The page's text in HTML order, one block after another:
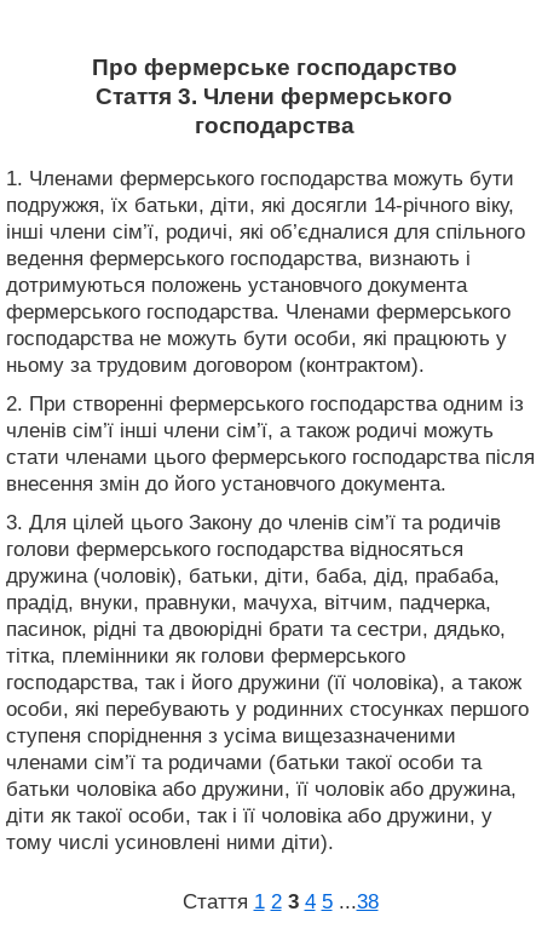
Про фермерське господарство
Стаття 3. Члени фермерського
господарства
1. Членами фермерського господарства можуть бути
подружжя, їх батьки, діти, які досягли 14-річного віку,
інші члени сім’ї, родичі, які об’єдналися для спільного
ведення фермерського господарства, визнають і
дотримуються положень установчого документа
фермерського господарства. Членами фермерського
господарства не можуть бути особи, які працюють у
ньому за трудовим договором (контрактом).
2. При створенні фермерського господарства одним із
членів сім’ї інші члени сім’ї, а також родичі можуть
стати членами цього фермерського господарства після
внесення змін до його установчого документа.
3. Для цілей цього Закону до членів сім’ї та родичів
голови фермерського господарства відносяться
дружина (чоловік), батьки, діти, баба, дід, прабаба,
прадід, внуки, правнуки, мачуха, вітчим, падчерка,
пасинок, рідні та двоюрідні брати та сестри, дядько,
тітка, племінники як голови фермерського
господарства, так і його дружини (її чоловіка), а також
особи, які перебувають у родинних стосунках першого
ступеня споріднення з усіма вищезазначеними
членами сім’ї та родичами (батьки такої особи та
батьки чоловіка або дружини, її чоловік або дружина,
діти як такої особи, так і її чоловіка або дружини, у
тому числі усиновлені ними діти).
Стаття 1 2 3 4 5 ...38